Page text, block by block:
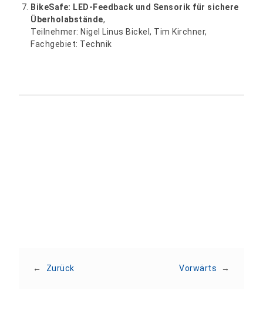
BikeSafe: LED-Feedback und Sensorik für sichere
Überholabstände,
Teilnehmer: Nigel Linus Bickel, Tim Kirchner,
Fachgebiet: Technik
← Zurück Vorwärts →